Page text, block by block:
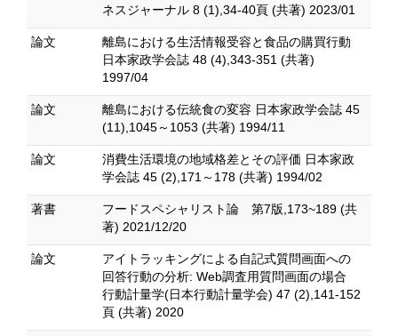
ネスジャーナル 8 (1),34-40頁 (共著) 2023/01
論文
離島における生活情報受容と食品の購買行動
日本家政学会誌 48 (4),343-351 (共著)
1997/04
論文
離島における伝統食の変容 日本家政学会誌 45
(11),1045～1053 (共著) 1994/11
論文
消費生活環境の地域格差とその評価 日本家政
学会誌 45 (2),171～178 (共著) 1994/02
著書
フードスペシャリスト論 第7版,173~189 (共
著) 2021/12/20
論文
アイトラッキングによる自記式質問画面への
回答行動の分析: Web調査用質問画面の場合
行動計量学(日本行動計量学会) 47 (2),141-152
頁 (共著) 2020